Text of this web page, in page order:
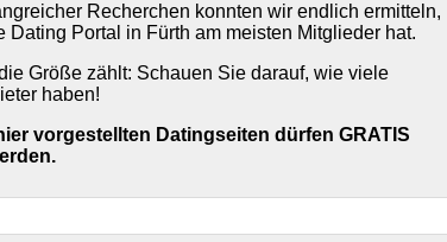
Recherchen konnten wir endlich ermitteln,
Dating Portal in Fürth am meisten Mitglieder hat.
Größe zählt: Schauen Sie darauf, wie viele
haben!
vorgestellten Datingseiten dürfen GRATIS